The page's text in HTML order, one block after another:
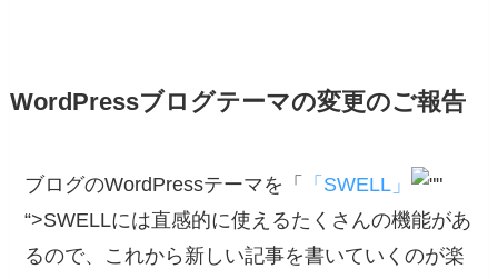
WordPressブログテーマの変更のご報告
ブログのWordPressテーマを「
「SWELL」
“>SWELLには直感的に使えるたくさんの機能があ
るので、これから新しい記事を書いていくのが楽